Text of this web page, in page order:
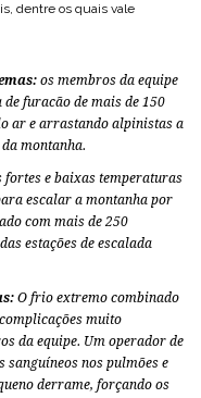
dentre os quais vale
os membros da equipe
furacão de mais de 150
ar e arrastando alpinistas a
montanha.
fortes e baixas temperaturas
escalar a montanha por
com mais de 250
estações de escalada
O frio extremo combinado
muito
da equipe. Um operador de
sanguíneos nos pulmões e
derrame, forçando os